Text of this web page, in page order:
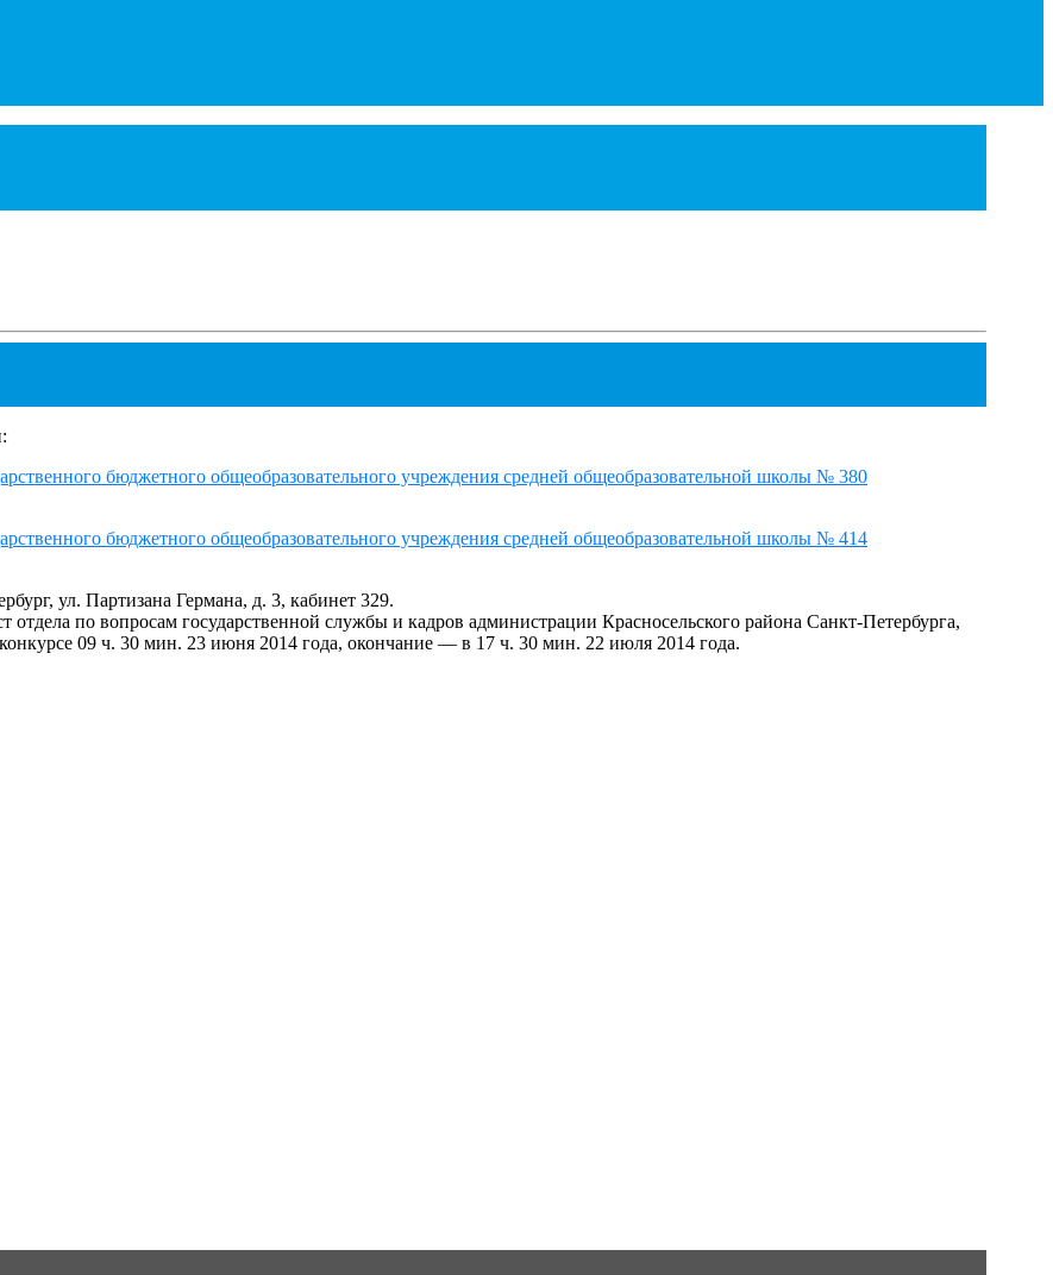
бюджетного общеобразовательного учреждения средней общеобразовательной школы № 380
бюджетного общеобразовательного учреждения средней общеобразовательной школы № 414
ул. Партизана Германа, д. 3, кабинет 329.
по вопросам государственной службы и кадров администрации Красносельского района Санкт-Петербурга,
09 ч. 30 мин. 23 июня 2014 года, окончание — в 17 ч. 30 мин. 22 июля 2014 года.